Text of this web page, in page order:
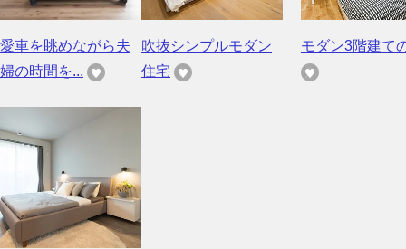
愛車を眺めながら夫
婦の時間を...
吹抜シンプルモダン
住宅
モダン3階建て